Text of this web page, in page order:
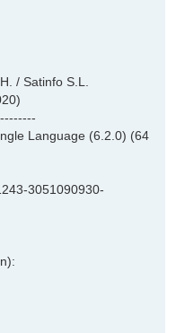
/ Satinfo S.L.
Language (6.2.0) (64
3051090930-